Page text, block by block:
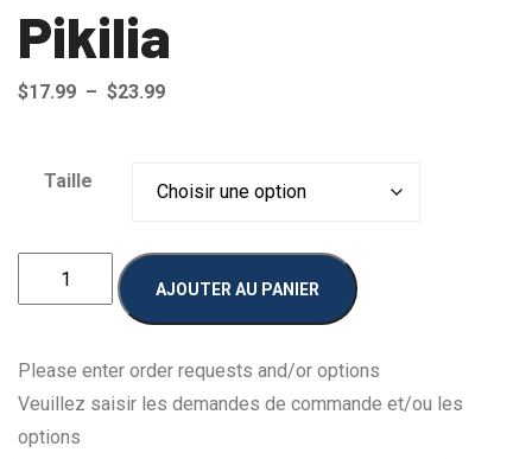
Pikilia
$17.99 – $23.99Plage
$17.99
$23.99
Taille
quantité
de
AJOUTER AU PANIER
Please enter order requests and/or options
Veuillez saisir les demandes de commande et/ou les
options